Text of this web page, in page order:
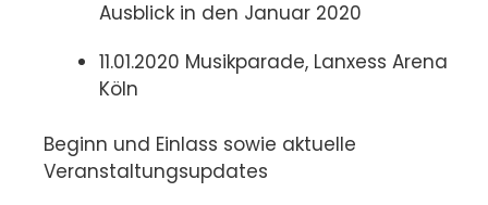
Ausblick in den Januar 2020
11.01.2020 Musikparade, Lanxess Arena
Köln
Beginn und Einlass sowie aktuelle
Veranstaltungsupdates